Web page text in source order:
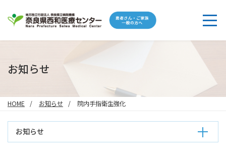
お知らせ
HOME お知らせ 院内手指衛生強化
お知らせ